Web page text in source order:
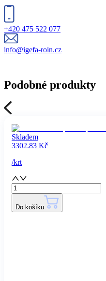
+420 475 522 077
info@igefa-roin.cz
Podobné produkty
Skladem
3302.83 Kč
/krt
Do košíku